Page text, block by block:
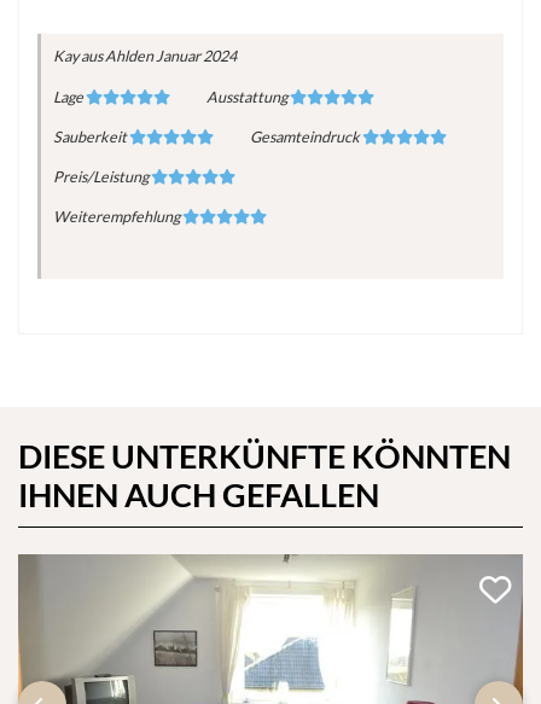
Kayaus Ahlden Januar 2024
Lage Ausstattung
Sauberkeit Gesamteindruck
Preis/Leistung
Weiterempfehlung
DIESE UNTERKÜNFTE KÖNNTEN
IHNEN AUCH GEFALLEN